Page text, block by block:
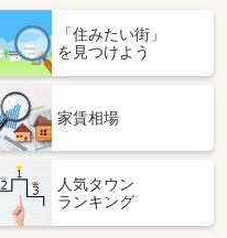
「住みたい街」
を見つけよう
家賃相場
人気タウン
ランキング